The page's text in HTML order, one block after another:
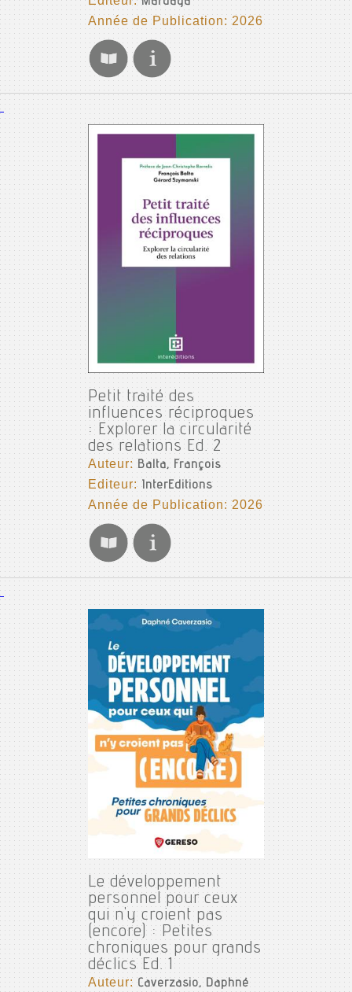
Année de Publication: 2026
Petit traité des
influences réciproques
: Explorer la circularité
des relations Ed. 2
Auteur:Balta, François
Editeur: InterEditions
Année de Publication: 2026
Le développement
personnel pour ceux
qui n'y croient pas
(encore) : Petites
chroniques pour grands
déclics Ed. 1
Auteur:Caverzasio, Daphné